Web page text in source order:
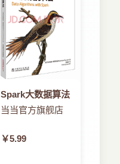
Spark大数据算法
当当官方旗舰店
￥5.99